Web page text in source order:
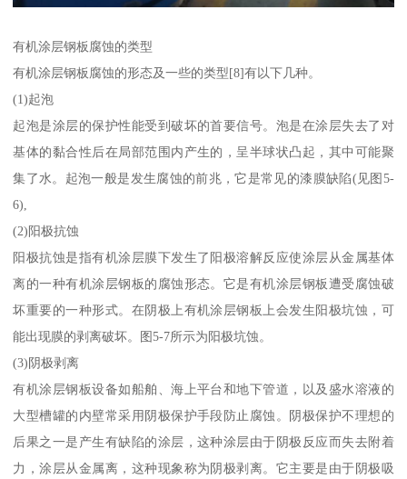
有机涂层钢板腐蚀的类型
有机涂层钢板腐蚀的形态及一些的类型[8]有以下几种。
(1)起泡
起泡是涂层的保护性能受到破坏的首要信号。泡是在涂层失去了对
基体的黏合性后在局部范围内产生的，呈半球状凸起，其中可能聚
集了水。起泡一般是发生腐蚀的前兆，它是常见的漆膜缺陷(见图5-
6),
(2)阳极抗蚀
阳极抗蚀是指有机涂层膜下发生了阳极溶解反应使涂层从金属基体
离的一种有机涂层钢板的腐蚀形态。它是有机涂层钢板遭受腐蚀破
坏重要的一种形式。在阴极上有机涂层钢板上会发生阳极坑蚀，可
能出现膜的剥离破坏。图5-7所示为阳极坑蚀。
(3)阴极剥离
有机涂层钢板设备如船舶、海上平台和地下管道，以及盛水溶液的
大型槽罐的内壁常采用阴极保护手段防止腐蚀。阴极保护不理想的
后果之一是产生有缺陷的涂层，这种涂层由于阴极反应而失去附着
力，涂层从金属离，这种现象称为阴极剥离。它主要是由于阴极吸